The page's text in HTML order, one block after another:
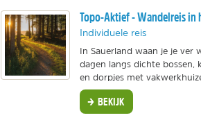
Topo-Aktief - Wandelreis in
Individuele reis
In Sauerland waan je je ver
dagen langs dichte bossen,
en dorpjes met
BEKIJK